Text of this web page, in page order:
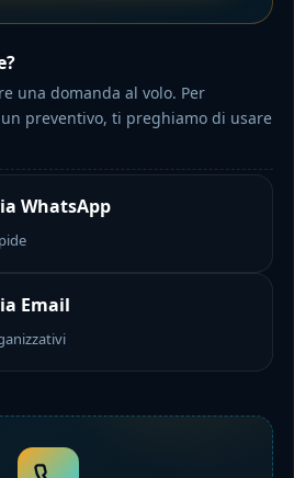
una domanda al volo. Per
preventivo, ti preghiamo di usare
WhatsApp
Email